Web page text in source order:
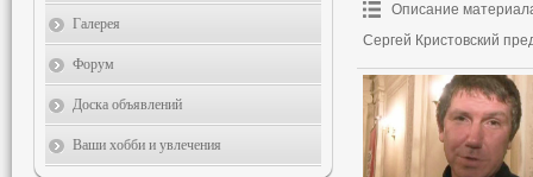
Описание
Сергей Кристовский
Галерея
Форум
Доска объявлений
Ваши хобби и увлечения